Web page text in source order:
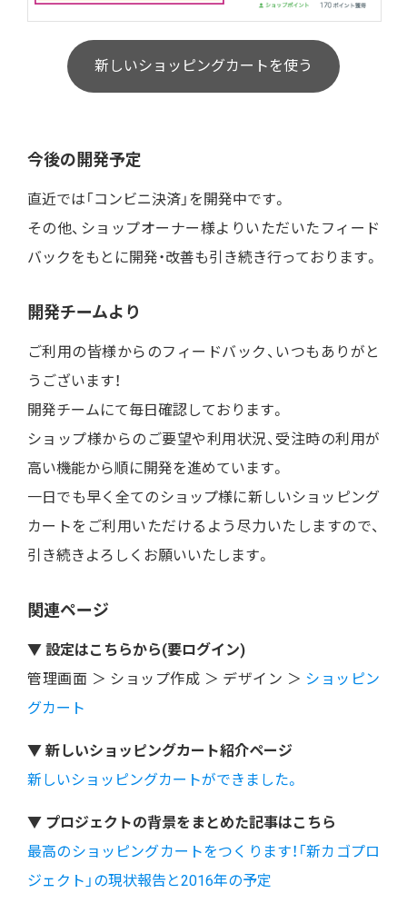
新しいショッピングカートを使う
今後の開発予定
直近では「コンビニ決済」を開発中です。
その他、ショップオーナー様よりいただいたフィード
バックをもとに開発・改善も引き続き行っております。
開発チームより
ご利用の皆様からのフィードバック、いつもありがと
うございます！
開発チームにて毎日確認しております。
ショップ様からのご要望や利用状況、受注時の利用が
高い機能から順に開発を進めています。
一日でも早く全てのショップ様に新しいショッピング
カートをご利用いただけるよう尽力いたしますので、
引き続きよろしくお願いいたします。
関連ページ
▼ 設定はこちらから(要ログイン)
管理画面 ＞ ショップ作成 ＞ デザイン ＞ ショッピン
グカート
▼ 新しいショッピングカート紹介ページ
新しいショッピングカートができました。
▼ プロジェクトの背景をまとめた記事はこちら
最高のショッピングカートをつくります！「新カゴプロ
ジェクト」の現状報告と2016年の予定